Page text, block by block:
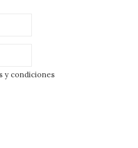
y condiciones